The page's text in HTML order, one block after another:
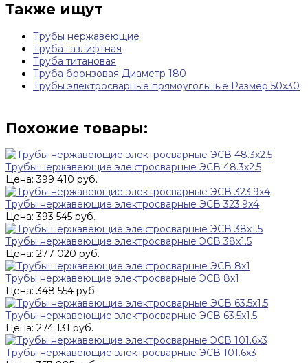
Также ищут
Трубы нержавеющие
Труба газлифтная
Труба титановая
Труба бронзовая Диаметр 180
Трубы электросварные прямоугольные Размер 50х30
Похожие товары:
Трубы нержавеющие электросварные ЭСВ 48.3x2.5
Цена: 399 410 руб.
Трубы нержавеющие электросварные ЭСВ 323.9x4
Цена: 393 545 руб.
Трубы нержавеющие электросварные ЭСВ 38x1.5
Цена: 277 020 руб.
Трубы нержавеющие электросварные ЭСВ 8x1
Цена: 348 554 руб.
Трубы нержавеющие электросварные ЭСВ 63.5x1.5
Цена: 274 131 руб.
Трубы нержавеющие электросварные ЭСВ 101.6x3